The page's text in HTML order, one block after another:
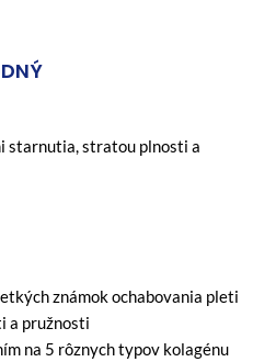
starnutia, stratou plnosti a
známok ochabovania pleti
a pružnosti
na 5 rôznych typov kolagénu